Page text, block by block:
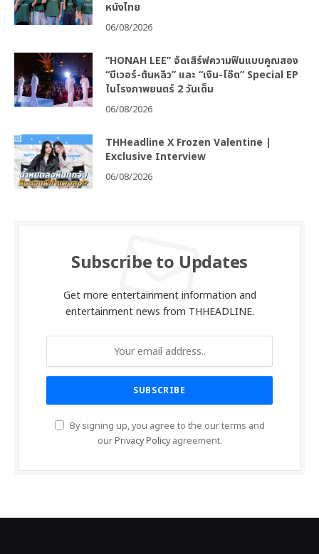
หนังไทย
06/08/2026
“HONAH LEE” จัดเสิร์ฟความฟินแบบคูณสอง
“บีเวอร์-ต้นหลิว” และ “เงิน-โอ๊ต” Special EP
ในโรงภาพยนตร์ 2 วันเต็ม
06/08/2026
THHeadline X Frozen Valentine |
Exclusive Interview
06/08/2026
Subscribe to Updates
Get more entertainment information and
entertainment news from THHEADLINE.
By signing up, you agree to the our terms and
ourPrivacy Policyagreement.